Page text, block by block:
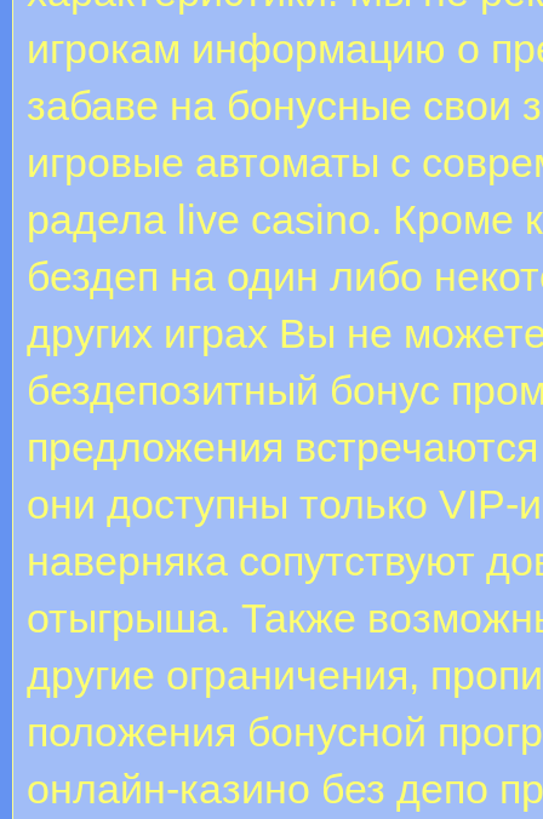
игрокам информацию о
забаве на бонусные свои
игровые автоматы с
радела live casino. Кроме
бездеп на один либо
других играх Вы не
бездепозитный бонус
предложения
они доступны только VIP-
наверняка сопутствуют
отыгрыша. Также
другие ограничения,
положения бонусной
онлайн-казино без депо